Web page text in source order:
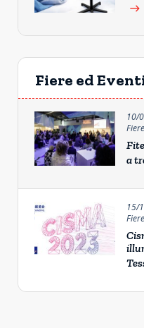
east
Fiere ed
10/
Fiere
a
15/
Fiere